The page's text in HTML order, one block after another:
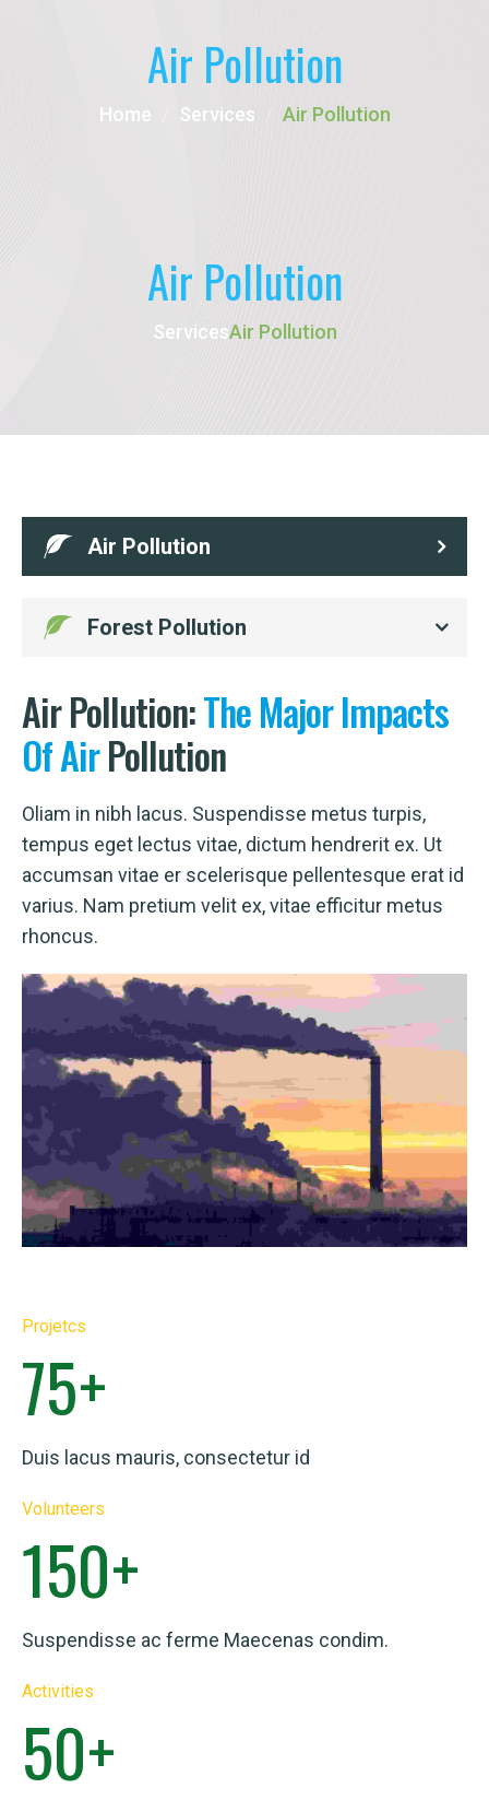
Air Pollution
Home Services Air Pollution
Air Pollution
ServicesAir Pollution
Air Pollution:TheMajorImpacts
OfAirPollution
Oliam in nibh lacus. Suspendisse metus turpis,
tempus eget lectus vitae, dictum hendrerit ex. Ut
accumsan vitae er scelerisque pellentesque erat id
varius. Nam pretium velit ex, vitae efficitur metus
rhoncus.
Projetcs
75+
Duis lacus mauris, consectetur id
Volunteers
150+
Suspendisse ac ferme Maecenas condim.
Activities
50+
Air Pollution
Forest Pollution